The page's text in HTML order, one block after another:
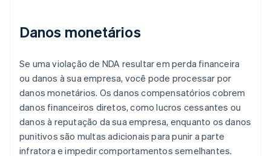
Danos monetários
Se uma violação de NDA resultar em perda financeira
ou danos à sua empresa, você pode processar por
danos monetários. Os danos compensatórios cobrem
danos financeiros diretos, como lucros cessantes ou
danos à reputação da sua empresa, enquanto os danos
punitivos são multas adicionais para punir a parte
infratora e impedir comportamentos semelhantes.